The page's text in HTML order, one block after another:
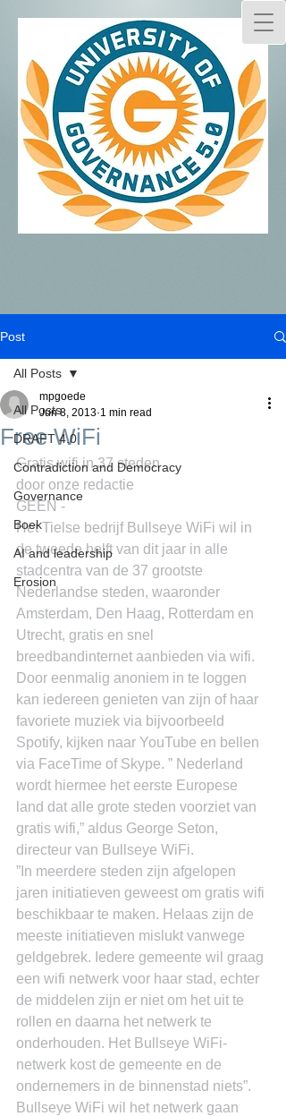
Post
All Posts
DRAFT 4.0
Contradiction and Democracy
Governance
Boek
AI and leadership
Erosion
All Posts
Free WiFi
mpgoede
Jun 8, 2013 1 min read
Gratis wifi in 37 steden
door onze redactie
GEEN -
Het Tielse bedrijf Bullseye WiFi wil in
de tweede helft van dit jaar in alle
stadcentra van de 37 grootste
Nederlandse steden, waaronder
Amsterdam, Den Haag, Rotterdam en
Utrecht, gratis en snel
breedbandinternet aanbieden via wifi.
Door eenmalig anoniem in te loggen
kan iedereen genieten van zijn of haar
favoriete muziek via bijvoorbeeld
Spotify, kijken naar YouTube en bellen
via FaceTime of Skype. ” Nederland
wordt hiermee het eerste Europese
land dat alle grote steden voorziet van
gratis wifi,” aldus George Seton,
directeur van Bullseye WiFi.
”In meerdere steden zijn afgelopen
jaren initiatieven geweest om gratis wifi
beschikbaar te maken. Helaas zijn de
meeste initiatieven mislukt vanwege
geldgebrek. Iedere gemeente wil graag
een wifi netwerk voor haar stad, echter
de middelen zijn er niet om het uit te
rollen en daarna het netwerk te
onderhouden. Het Bullseye WiFi-
netwerk kost de gemeente en de
ondernemers in de binnenstad niets”.
Bullseye WiFi wil het netwerk gaan